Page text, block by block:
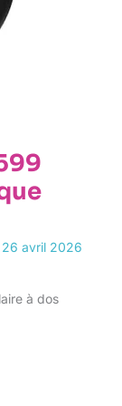
26 avril 2026
à dos